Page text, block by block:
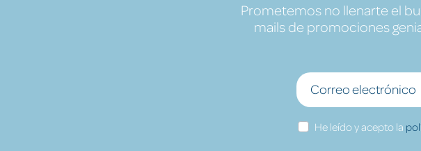
Prometemos no llenarte el
mails de promociones
He leído y acepto la